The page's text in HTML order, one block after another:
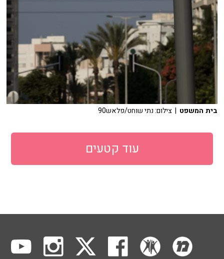
בית המשפט | צילום: נתי שוחט/פלאש90
עוד קטעים